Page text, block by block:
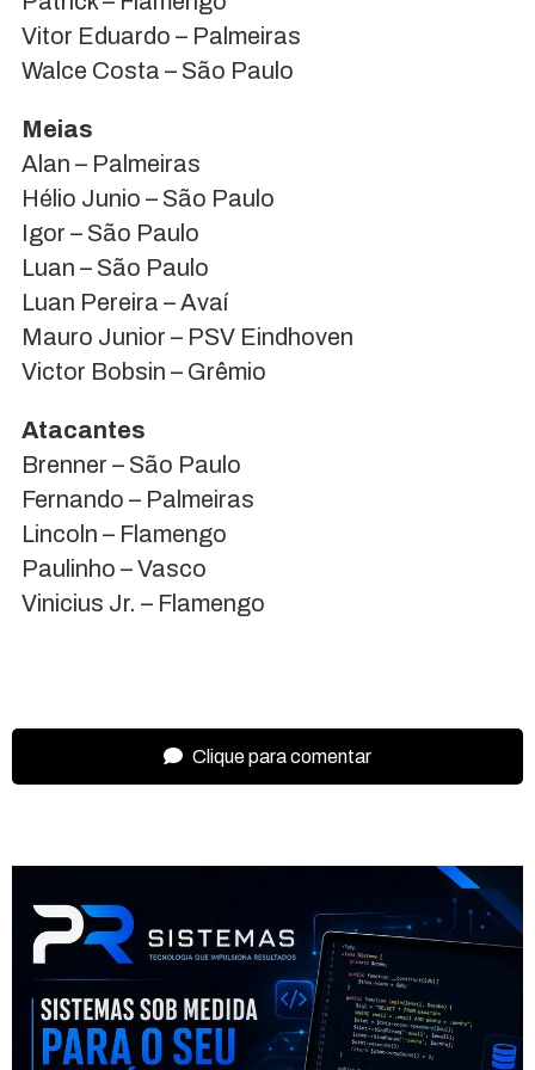
Vitor Eduardo – Palmeiras
Walce Costa – São Paulo
Meias
Alan – Palmeiras
Hélio Junio – São Paulo
Igor – São Paulo
Luan – São Paulo
Luan Pereira – Avaí
Mauro Junior – PSV Eindhoven
Victor Bobsin – Grêmio
Atacantes
Brenner – São Paulo
Fernando – Palmeiras
Lincoln – Flamengo
Paulinho – Vasco
Vinicius Jr. – Flamengo
Clique para comentar